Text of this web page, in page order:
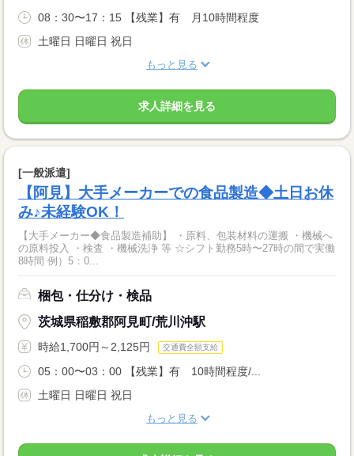
08：30〜17：15 【残業】有 月10時間程度
土曜日 日曜日 祝日
もっと見る
求人詳細を見る
[一般派遣]
【阿見】大手メーカーでの食品製造◆土日お休
み♪未経験OK！
【大手メーカー◆食品製造補助】 ・原料、包装材料の運搬 ・機械へ
の原料投入 ・検査 ・機械洗浄 等 ☆シフト勤務5時〜27時の間で実働
8時間 例）5：0...
梱包・仕分け・検品
茨城県稲敷郡阿見町/荒川沖駅
時給1,700円～2,125円 交通費全額支給
05：00〜03：00 【残業】有 10時間程度/...
土曜日 日曜日 祝日
もっと見る